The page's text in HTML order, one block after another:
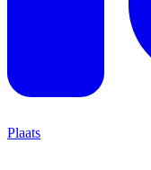
Plaats